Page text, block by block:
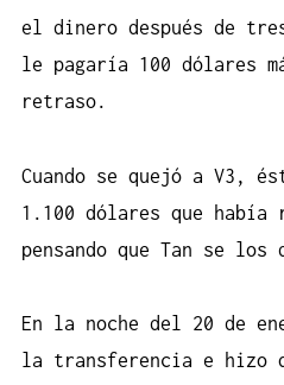
el dinero después de
le pagaría 100 dólares
retraso.
Cuando se quejó a V3,
1.100 dólares que había
pensando que Tan se los
En la noche del 20 de
la transferencia e hizo